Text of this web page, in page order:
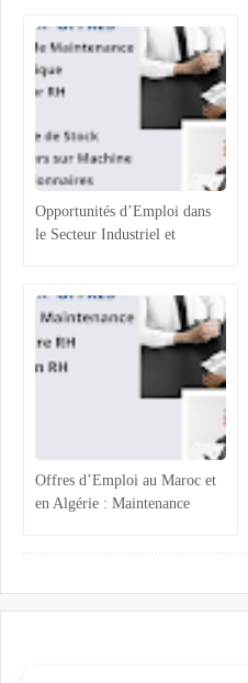
Opportunités d’Emploi dans
le Secteur Industriel et
Casablanca et Hassi Ameur
Offres d’Emploi au Maroc et
en Algérie : Maintenance